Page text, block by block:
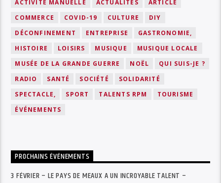
ACTIVITÉ MANUELLE ACTUALITÉS
ARTICLE
COMMERCE
COVID-19 CULTURE
DIY
DÉCONFINEMENT
ENTREPRISE
GASTRONOMIE,
HISTOIRE
LOISIRS MUSIQUE
MUSIQUE LOCALE
MUSÉE DE LA GRANDE GUERRE
NOËL
QUI SUIS-JE ?
RADIO
SANTÉ SOCIÉTÉ
SOLIDARITÉ
SPECTACLE,
SPORT TALENTS RPM
TOURISME
ÉVÉNEMENTS
PROCHAINS ÉVÉNEMENTS
3 FÉVRIER – LE PAYS DE MEAUX A UN INCROYABLE TALENT –